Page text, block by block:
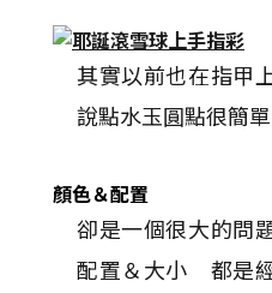
其實以前也在指甲
說點水玉圓點很簡
顏色＆配置
卻是一個很大的問
配置＆大小 都是